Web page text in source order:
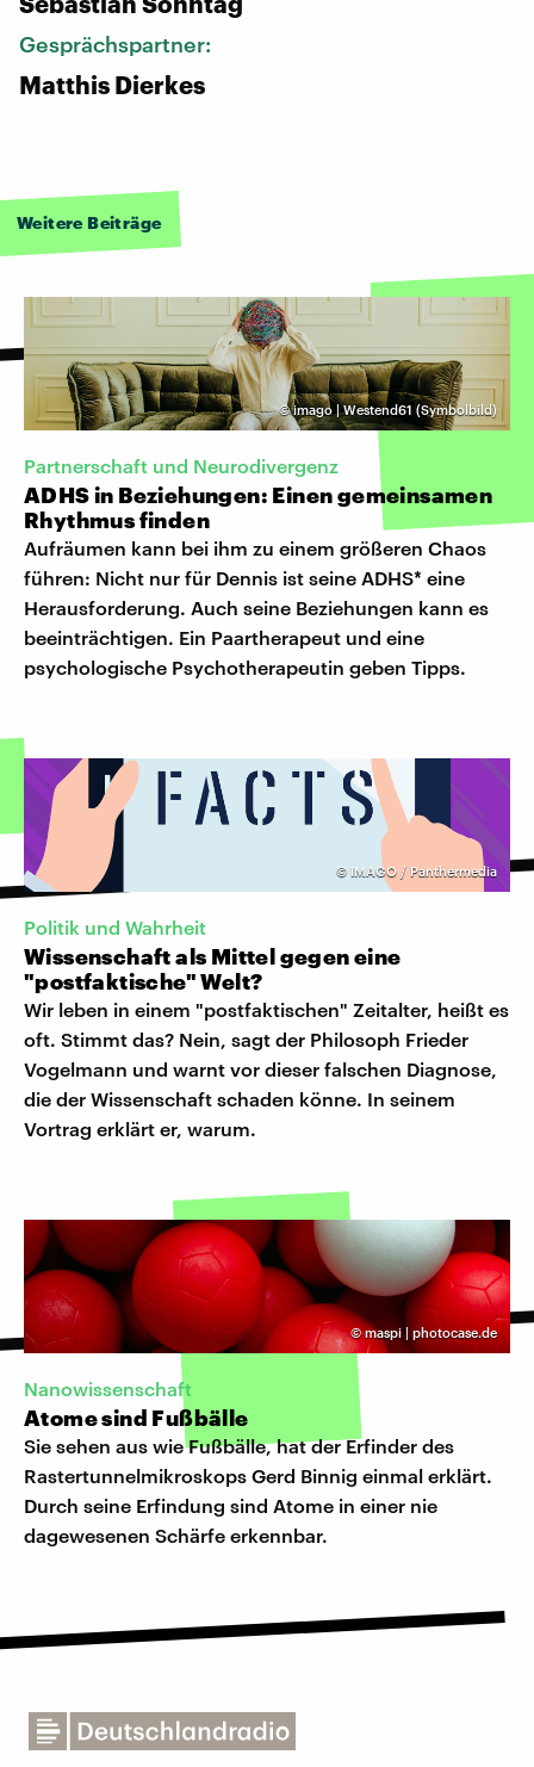
Gesprächspartner:
Matthis Dierkes
Weitere Beiträge
©imago | Westend61 (Symbolbild)
Partnerschaft und Neurodivergenz
ADHS in Beziehungen: Einen gemeinsamen
Rhythmus finden
Aufräumen kann bei ihm zu einem größeren Chaos
führen: Nicht nur für Dennis ist seine ADHS* eine
Herausforderung. Auch seine Beziehungen kann es
beeinträchtigen. Ein Paartherapeut und eine
psychologische Psychotherapeutin geben Tipps.
© IMAGO / Panthermedia
Politik und Wahrheit
Wissenschaft als Mittel gegen eine
"postfaktische" Welt?
Wir leben in einem "postfaktischen" Zeitalter, heißt es
oft. Stimmt das? Nein, sagt der Philosoph Frieder
Vogelmann und warnt vor dieser falschen Diagnose,
die der Wissenschaft schaden könne. In seinem
Vortrag erklärt er, warum.
©maspi | photocase.de
Nanowissenschaft
Atome sind Fußbälle
Sie sehen aus wie Fußbälle, hat der Erfinder des
Rastertunnelmikroskops Gerd Binnig einmal erklärt.
Durch seine Erfindung sind Atome in einer nie
dagewesenen Schärfe erkennbar.